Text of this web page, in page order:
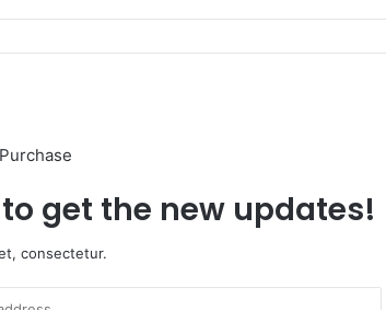
get the new updates!
consectetur.